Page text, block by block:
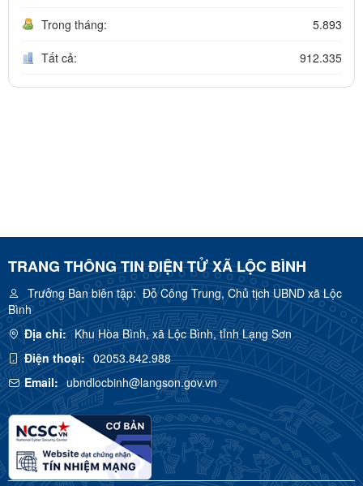
Trong tháng: 5.893
Tất cả: 912.335
TRANG THÔNG TIN ĐIỆN TỬ XÃ LỘC BÌNH
Trưởng Ban biên tập:Đỗ Công Trung, Chủ tịch UBND xã Lộc
Bình
Địa chỉ: Khu Hòa Bình, xã Lộc Bình, tỉnh Lạng Sơn
Điện thoại: 02053.842.988
Email: ubndlocbinh@langson.gov.vn